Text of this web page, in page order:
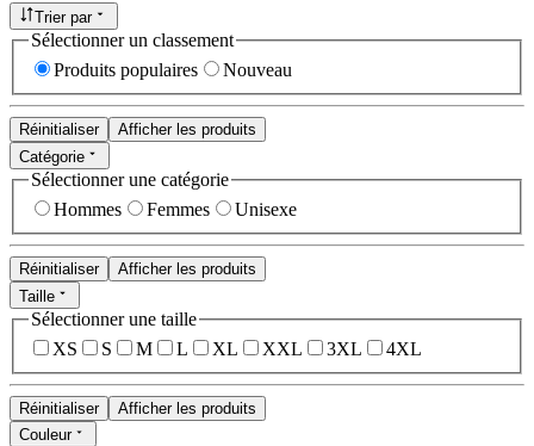
Trier par
Sélectionner un classement
Produits populaires
Nouveau
Réinitialiser
Afficher les produits
Catégorie
Sélectionner une catégorie
Hommes
Femmes Unisexe
Réinitialiser
Afficher les produits
Taille
Sélectionner une taille
XS
S M L XL XXL 3XL 4XL
Réinitialiser
Afficher les produits
Couleur